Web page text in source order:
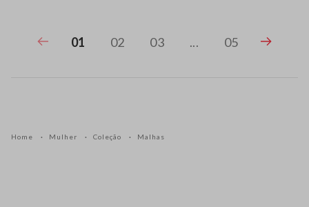
01 02 03 ... 05
Home Mulher Coleção Malhas